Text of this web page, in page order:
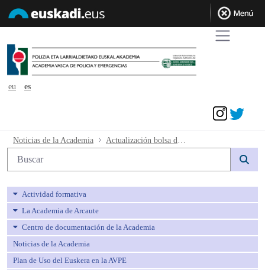
eu
es
Actualización bolsa de trabajo
Noticias de la Academia
Búsqueda web
Actividad formativa
La Academia de Arcaute
Centro de documentación de la Academia
Noticias de la Academia
Plan de Uso del Euskera en la AVPE